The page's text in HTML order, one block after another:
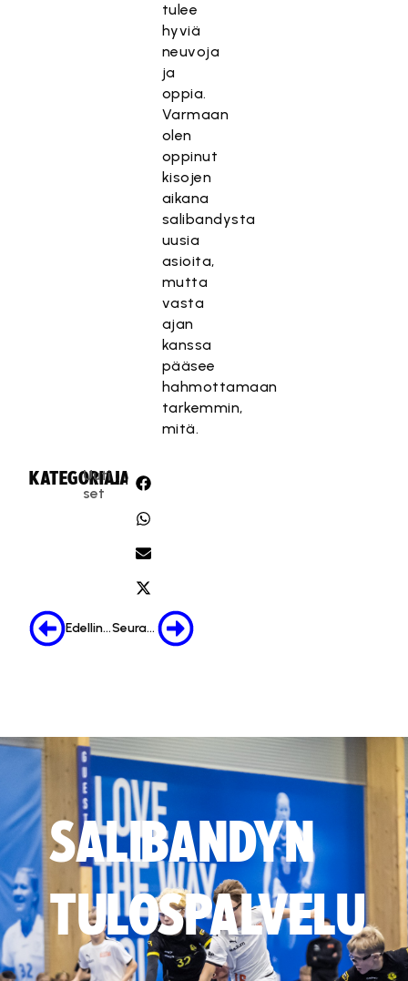
tulee
hyviä
neuvoja
ja
oppia.
Varmaan
olen
oppinut
kisojen
aikana
salibandysta
uusia
asioita,
mutta
vasta
ajan
kanssa
pääsee
hahmottamaan
tarkemmin,
mitä.
KATEGORIA:
Uuti
set
JAA:
Edellinen Seuraava
SALIBANDYN
TULOSPALVELU